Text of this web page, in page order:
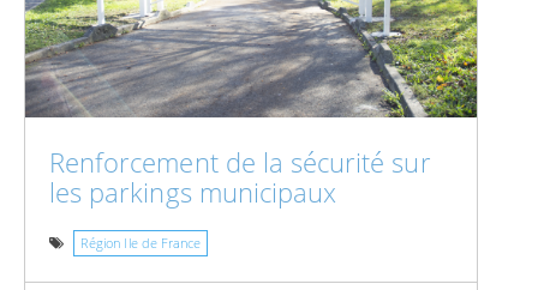
Renforcement de la sécurité sur
les parkings municipaux
Région Ile de France